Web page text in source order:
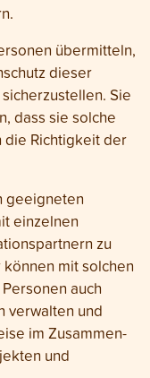
über­mitteln,
dieser
Sie
dass sie solche
die Richtig­keit der
geeigneten
einzelnen
zu
mit solchen
auch
verwalten und
im Zusammen­
und